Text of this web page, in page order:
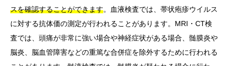
スを確認することができます。血液検査では、帯状疱疹ウイルス
に対する抗体価の測定が行われることがあります。MRI・CT検
査では、頭痛が非常に強い場合や神経症状がある場合、髄膜炎や
脳炎、脳血管障害などの重篤な合併症を除外するために行われる